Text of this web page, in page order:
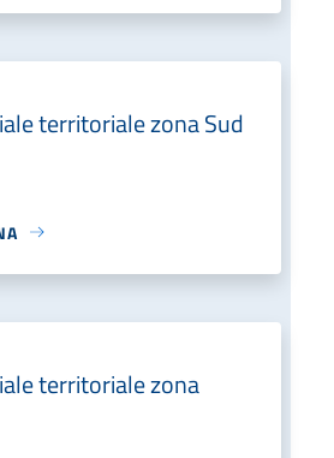
territoriale zona Sud
territoriale zona